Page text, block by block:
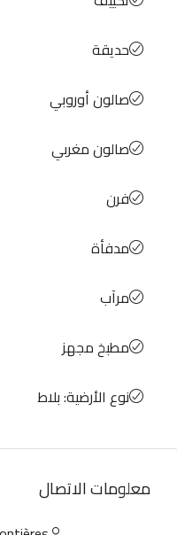
حديقة
صالون أوروبي
صالون مغربي
فرن
مدفأة
مرآب
مطبخ مجهز
نوع الأرضية: بلاط
معلومات الاتصال